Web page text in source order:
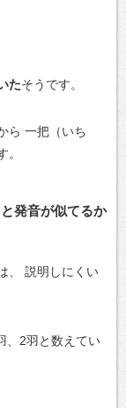
たそうです。
ら 一把（いち
発音が似てるか
説明しにくい
、2羽と数えてい